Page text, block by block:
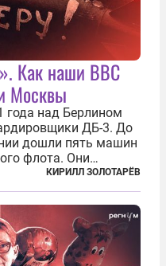
Как наши ВВС
Москвы
года над Берлином
ДБ-3. До
дошли пять машин
флота. Они
в тот момент
война идет где-то
КИРИЛЛ ЗОЛОТАРЁВ